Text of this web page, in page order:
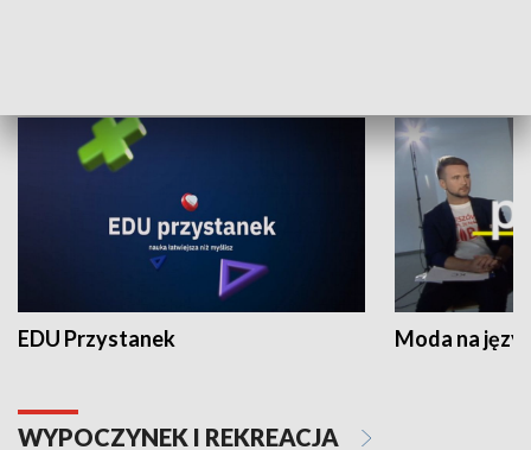
EDU Przystanek Moda na
WYPOCZYNEK I REKREACJA